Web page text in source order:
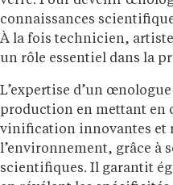
connaissances
À la fois technicien,
un rôle essentiel dans la
L’expertise d’un
production en mettant en
vinification innovantes et
l’environnement, grâce à
scientifiques. Il garantit